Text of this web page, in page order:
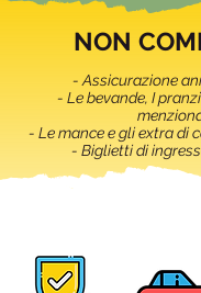
NON
- Assicurazione
- Le bevande, I
- Le mance e gli extra di
- Biglietti di